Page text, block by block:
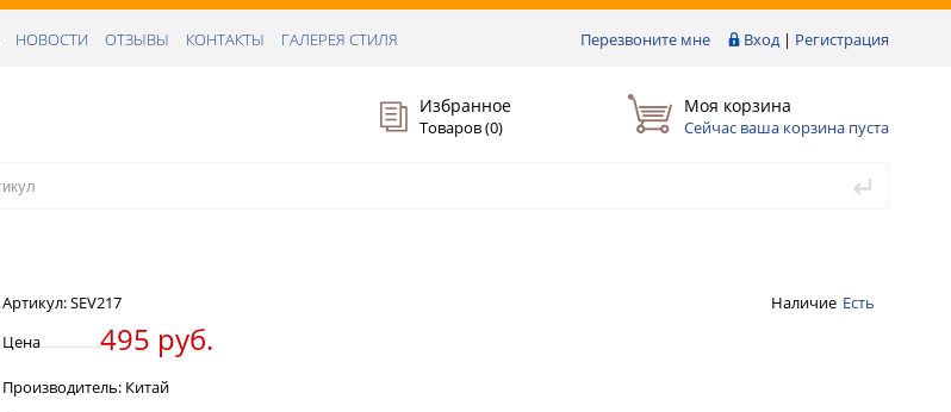
Перезвоните мне Вход | Регистрация
НОВОСТИ ОТЗЫВЫ КОНТАКТЫ ГАЛЕРЕЯ СТИЛЯ
Избранное
Товаров (0)
Моя корзина
Сейчас ваша корзина пуста
Артикул:SEV217 Наличие Есть
Цена
495 руб.
Производитель: Китай